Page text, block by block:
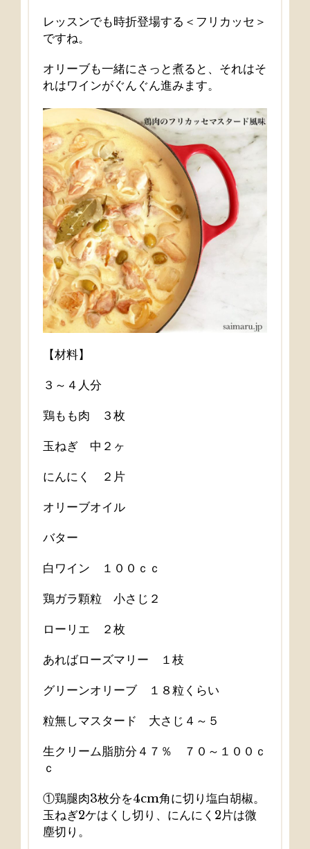
レッスンでも時折登場する＜フリカッセ＞
ですね。
オリーブも一緒にさっと煮ると、 それはそ
れはワインがぐんぐん進みます。
【材料】
３～４人分
鶏もも肉 ３枚
玉ねぎ 中２ヶ
にんにく ２片
オリーブオイル
バター
白ワイン １００ｃｃ
鶏ガラ顆粒 小さじ２
ローリエ ２枚
あればローズマリー １枝
グリーンオリーブ １８粒くらい
粒無しマスタード 大さじ４～５
生クリーム脂肪分４７％ ７０～１００ｃ
ｃ
①鶏腿肉3枚分を4cm角に切り塩白胡椒。
玉ねぎ2ケはくし切り、にんにく2片は微
塵切り。